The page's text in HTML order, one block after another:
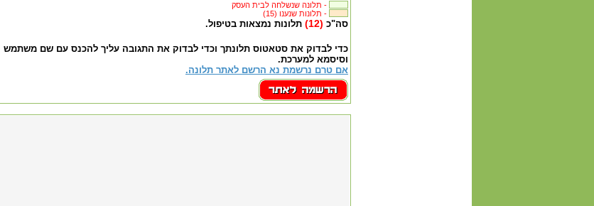
תלונה שנשלחה לבית העסק -
(15) תלונות שנענו -
סה"כ (12) תלונות נמצאות בטיפול.
כדי לבדוק את סטאטוס תלונתך וכדי לבדוק את התגובה עליך להכנס עם שם משתמש
וסיסמא למערכת.
אם טרם נרשמת נא הרשם לאתר תלונה.